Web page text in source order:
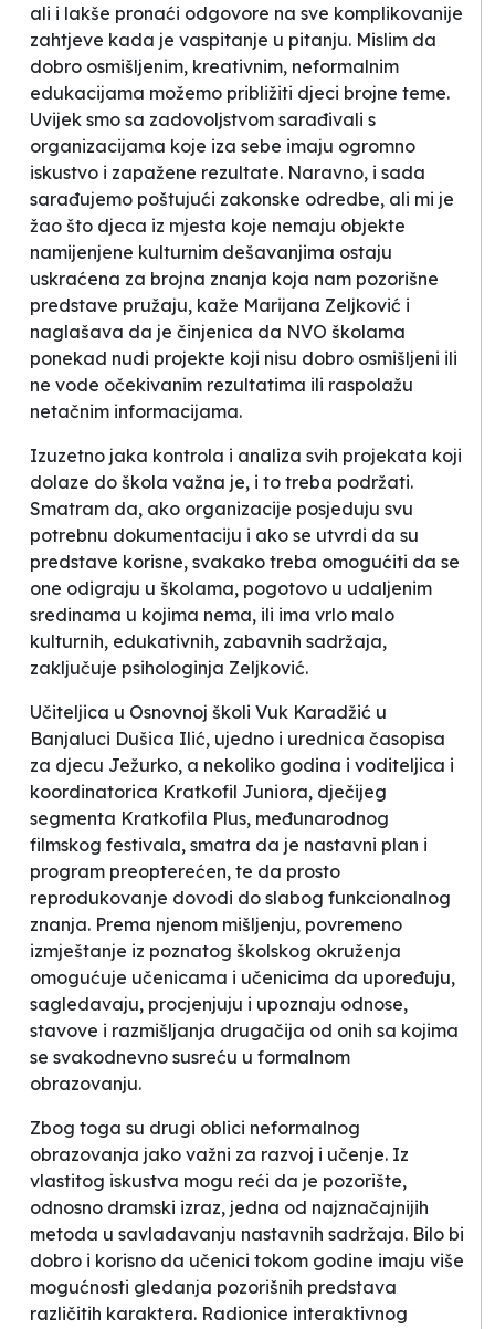
ali i lakše pronaći odgovore na sve komplikovanije
zahtjeve kada je vaspitanje u pitanju. Mislim da
dobro osmišljenim, kreativnim, neformalnim
edukacijama možemo približiti djeci brojne teme.
Uvijek smo sa zadovoljstvom sarađivali s
organizacijama koje iza sebe imaju ogromno
iskustvo i zapažene rezultate. Naravno, i sada
sarađujemo poštujući zakonske odredbe, ali mi je
žao što djeca iz mjesta koje nemaju objekte
namijenjene kulturnim dešavanjima ostaju
uskraćena za brojna znanja koja nam pozorišne
predstave pružaju, kaže Marijana Zeljković i
naglašava da je činjenica da NVO školama
ponekad nudi projekte koji nisu dobro osmišljeni ili
ne vode očekivanim rezultatima ili raspolažu
netačnim informacijama.
Izuzetno jaka kontrola i analiza svih projekata koji
dolaze do škola važna je, i to treba podržati.
Smatram da, ako organizacije posjeduju svu
potrebnu dokumentaciju i ako se utvrdi da su
predstave korisne, svakako treba omogućiti da se
one odigraju u školama, pogotovo u udaljenim
sredinama u kojima nema, ili ima vrlo malo
kulturnih, edukativnih, zabavnih sadržaja,
zaključuje psihologinja Zeljković.
Učiteljica u Osnovnoj školi Vuk Karadžić u
Banjaluci Dušica Ilić, ujedno i urednica časopisa
za djecu Ježurko, a nekoliko godina i voditeljica i
koordinatorica Kratkofil Juniora, dječijeg
segmenta Kratkofila Plus, međunarodnog
filmskog festivala, smatra da je nastavni plan i
program preopterećen, te da prosto
reprodukovanje dovodi do slabog funkcionalnog
znanja. Prema njenom mišljenju, povremeno
izmještanje iz poznatog školskog okruženja
omogućuje učenicama i učenicima da upoređuju,
sagledavaju, procjenjuju i upoznaju odnose,
stavove i razmišljanja drugačija od onih sa kojima
se svakodnevno susreću u formalnom
obrazovanju.
Zbog toga su drugi oblici neformalnog
obrazovanja jako važni za razvoj i učenje. Iz
vlastitog iskustva mogu reći da je pozorište,
odnosno dramski izraz, jedna od najznačajnijih
metoda u savladavanju nastavnih sadržaja. Bilo bi
dobro i korisno da učenici tokom godine imaju više
mogućnosti gledanja pozorišnih predstava
različitih karaktera. Radionice interaktivnog